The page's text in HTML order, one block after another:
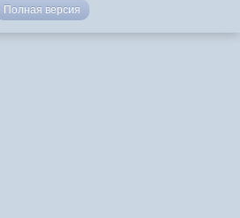
Полная версия